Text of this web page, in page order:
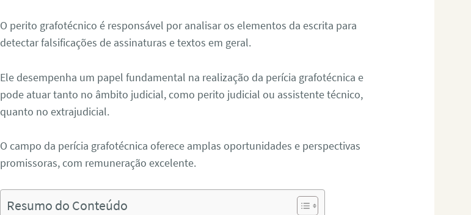
O perito grafotécnico é responsável por analisar os elementos da escrita para
detectar falsificações de assinaturas e textos em geral.
Ele desempenha um papel fundamental na realização da perícia grafotécnica e
pode atuar tanto no âmbito judicial, como perito judicial ou assistente técnico,
quanto no extrajudicial.
O campo da perícia grafotécnica oferece amplas oportunidades e perspectivas
promissoras, com remuneração excelente.
Resumo do Conteúdo